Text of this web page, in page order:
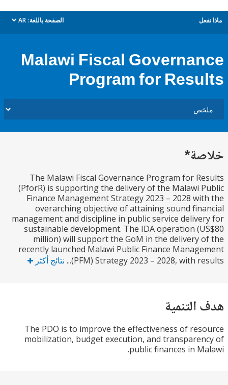
الصفحة باللغة: AR
dropdown
Malawi Fiscal
Program for
The Malawi Fiscal Governance Program for
(PforR) is supporting the delivery of the Malawi
Finance Management Strategy 2023 – 2028
overarching objective of attaining sound
management and discipline in public service
sustainable development. The IDA operation
million) will support the GoM in the delivery
recently launched Malawi Public Finance
(PFM) Strategy 2023 – 2028, with نتائج أكثر
The PDO is to improve the effectiveness of
mobilization, budget execution, and
public finances in